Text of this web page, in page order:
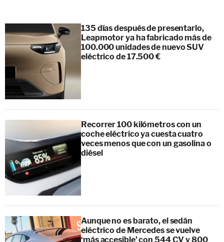
135 días después de presentarlo,
Leapmotor ya ha fabricado más de
100.000 unidades de nuevo SUV
eléctrico de 17.500 €
Recorrer 100 kilómetros con un
coche eléctrico ya cuesta cuatro
veces menos que con un gasolina o
diésel
Aunque no es barato, el sedán
eléctrico de Mercedes se vuelve
‘más accesible’ con 544 CV y 800